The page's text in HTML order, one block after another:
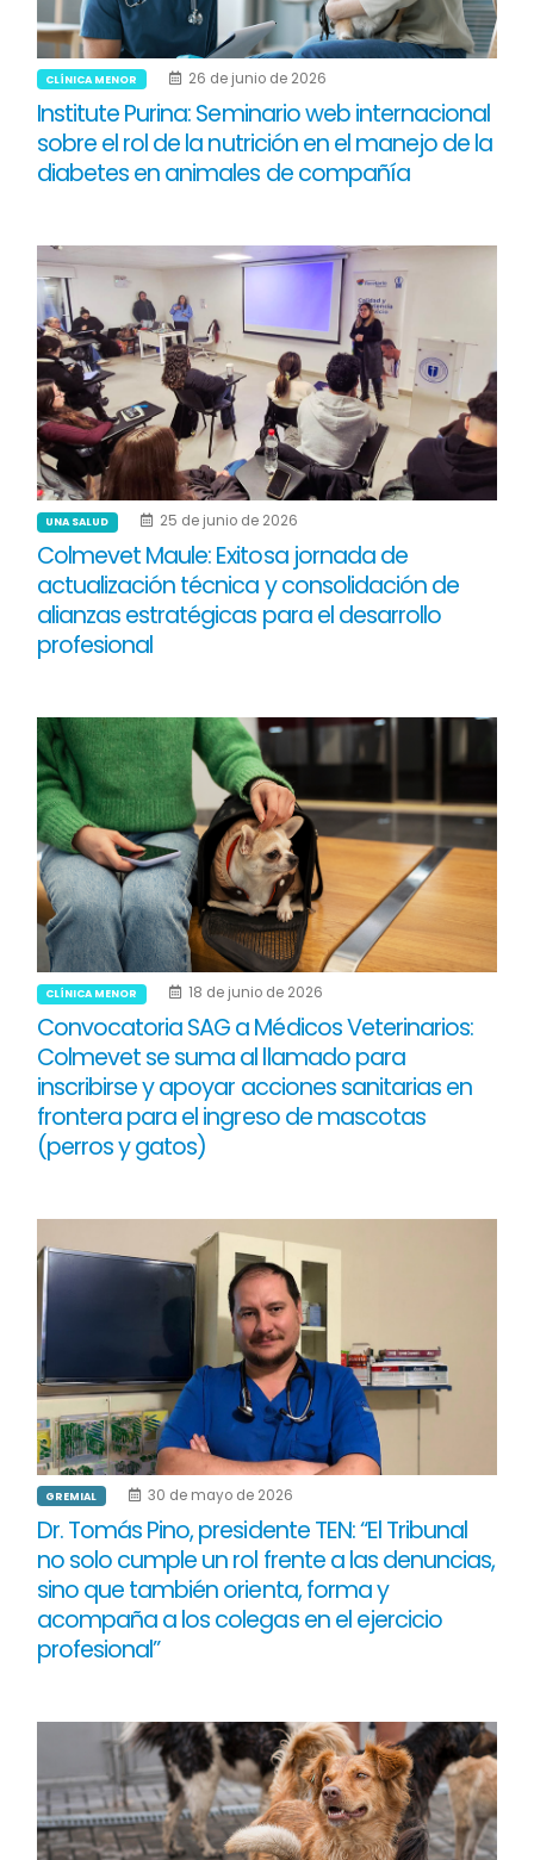
CLÍNICA MENOR 26 de junio de 2026
Institute Purina: Seminario web internacional
sobre el rol de la nutrición en el manejo de la
diabetes en animales de compañía
UNA SALUD 25 de junio de 2026
Colmevet Maule: Exitosa jornada de
actualización técnica y consolidación de
alianzas estratégicas para el desarrollo
profesional
CLÍNICA MENOR 18 de junio de 2026
Convocatoria SAG a Médicos Veterinarios:
Colmevet se suma al llamado para
inscribirse y apoyar acciones sanitarias en
frontera para el ingreso de mascotas
(perros y gatos)
GREMIAL 30 de mayo de 2026
Dr. Tomás Pino, presidente TEN: “El Tribunal
no solo cumple un rol frente a las denuncias,
sino que también orienta, forma y
acompaña a los colegas en el ejercicio
profesional”